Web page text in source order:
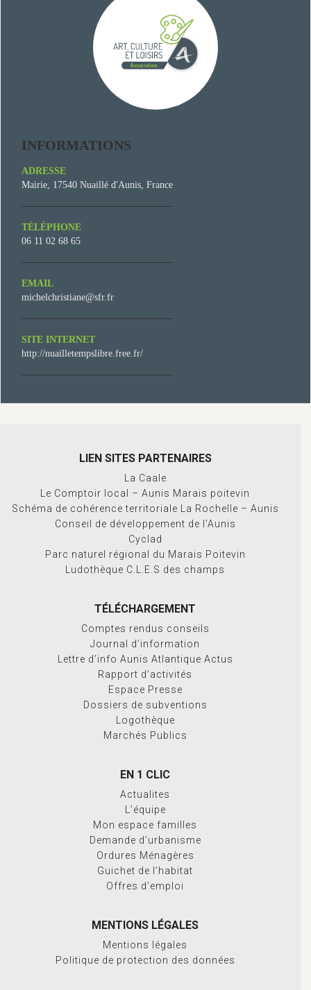
INFORMATIONS
ADRESSE
Mairie, 17540 Nuaillé d'Aunis, France
TÉLÉPHONE
06 11 02 68 65
EMAIL
michelchristiane@sfr.fr
SITE INTERNET
http://nuailletempslibre.free.fr/
LIEN SITES PARTENAIRES
La Caale
Le Comptoir local – Aunis Marais poitevin
Schéma de cohérence territoriale La Rochelle – Aunis
Conseil de développement de l’Aunis
Cyclad
Parc naturel régional du Marais Poitevin
Ludothèque C.L.E.S des champs
TÉLÉCHARGEMENT
Comptes rendus conseils
Journal d’information
Lettre d’info Aunis Atlantique Actus
Rapport d’activités
Espace Presse
Dossiers de subventions
Logothèque
Marchés Publics
EN 1 CLIC
Actualites
L’équipe
Mon espace familles
Demande d’urbanisme
Ordures Ménagères
Guichet de l’habitat
Offres d’emploi
MENTIONS LÉGALES
Mentions légales
Politique de protection des données